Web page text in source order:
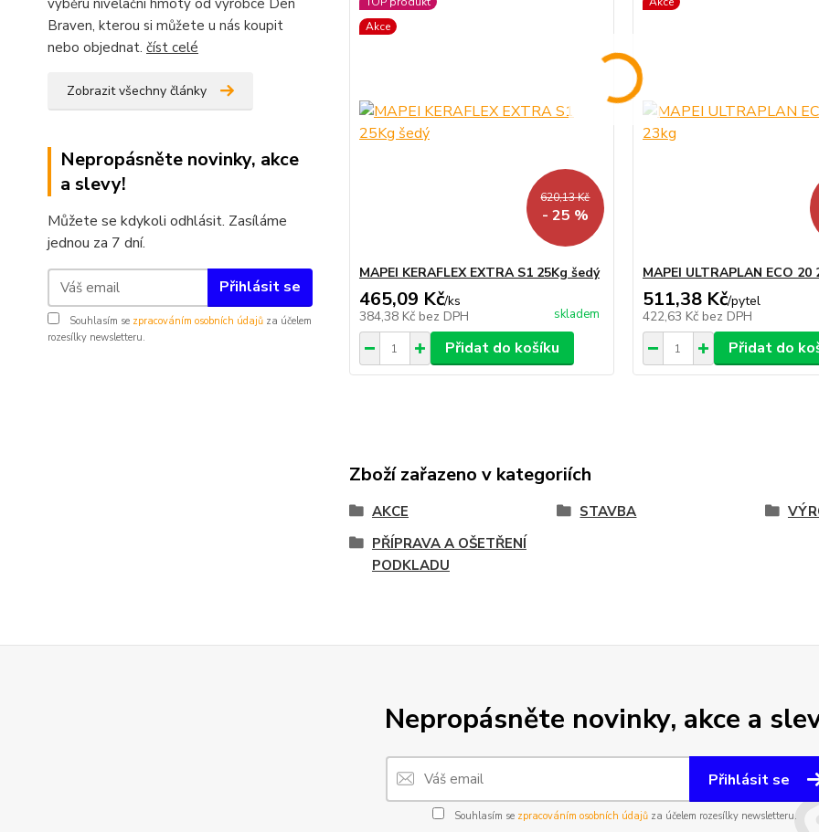
Braven, kterou si můžete u nás koupit
nebo objednat. číst celé
Zobrazit všechny články
Nepropásněte novinky, akce
a slevy!
Můžete se kdykoli odhlásit. Zasíláme
jednou za 7 dní.
Přihlásit se
Souhlasím se zpracováním osobních údajů za účelem
rozesílky newsletteru.
Akce
620,13 Kč
- 25 %
MAPEI KERAFLEX EXTRA S1 25Kg šedý
465,09 Kč/ks
384,38 Kč bez DPH skladem
Přidat do košíku
MAPEI ULTRAPLAN ECO 20
511,38 Kč/pytel
422,63 Kč bez DPH
Přidat do
Zboží zařazeno v kategoriích
AKCE STAVBA
PŘÍPRAVA A OŠETŘENÍ
PODKLADU
Nepropásněte novinky, akce a
Přihlásit se
Souhlasím se zpracováním osobních údajůza účelem rozesílky newsletteru.